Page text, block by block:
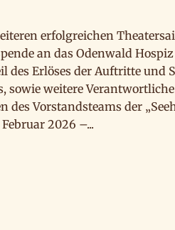
erfolgreichen
an das Odenwald
des Erlöses der Auftritte und
sowie weitere
des Vorstandsteams der
2026 –...